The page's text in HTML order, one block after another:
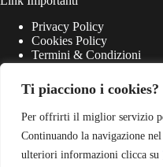
Ti piacciono i cookies?
Per offrirti il miglior servizio
Continuando la navigazione
ulteriori informazioni clicca su
Privacy Policy
Cookies Policy
Termini & Condizioni